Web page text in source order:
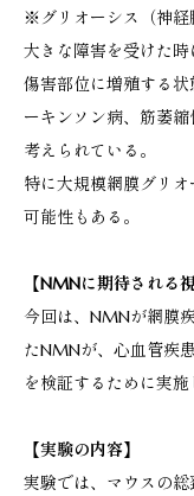
※グリオーシス（神経
大きな障害を受けた
傷害部位に増殖する
ーキンソン病、筋萎
考えられている。
特に大規模網膜グリ
可能性もある。
【NMNに期待される
今回は、NMNが網膜
たNMNが、心血管疾
を検証するために実
【実験の内容】
実験では、マウスの